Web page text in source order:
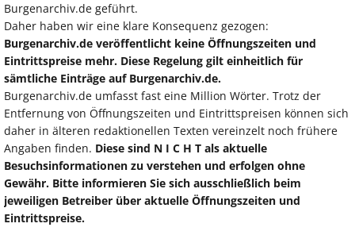
Burgenarchiv.de geführt.
Daher haben wir eine klare Konsequenz gezogen:
Burgenarchiv.de veröffentlicht keine Öffnungszeiten und
Eintrittspreise mehr. Diese Regelung gilt einheitlich für
sämtliche Einträge auf Burgenarchiv.de.
Burgenarchiv.de umfasst fast eine Million Wörter. Trotz der
Entfernung von Öffnungszeiten und Eintrittspreisen können sich
daher in älteren redaktionellen Texten vereinzelt noch frühere
Angaben finden. Diese sind N I C H T als aktuelle
Besuchsinformationen zu verstehen und erfolgen ohne
Gewähr. Bitte informieren Sie sich ausschließlich beim
jeweiligen Betreiber über aktuelle Öffnungszeiten und
Eintrittspreise.